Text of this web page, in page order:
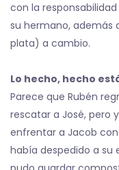
con la
su hermano, además
plata) a cambio.
Lo hecho, hecho
Parece que Rubén
rescatar a José, pero
enfrentar a Jacob
había despedido a su